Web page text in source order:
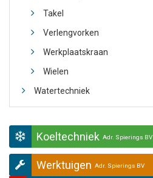
Takel
Verlengvorken
Werkplaatskraan
Wielen
Watertechniek
Koeltechniek Adr. Spierings BV
Werktuigen Adr. Spierings BV